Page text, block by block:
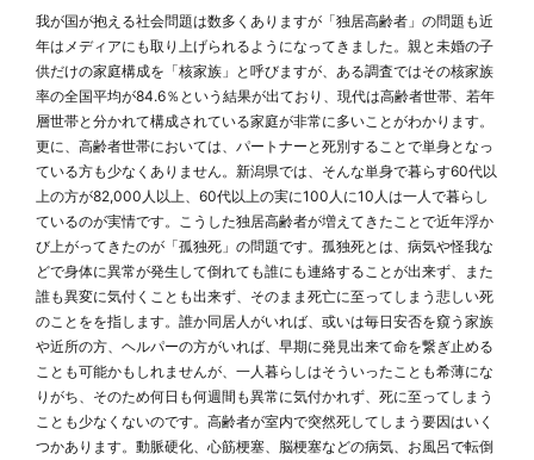
我が国が抱える社会問題は数多くありますが「独居高齢者」の問題も近
年はメディアにも取り上げられるようになってきました。親と未婚の子
供だけの家庭構成を「核家族」と呼びますが、ある調査ではその核家族
率の全国平均が84.6％という結果が出ており、現代は高齢者世帯、若年
層世帯と分かれて構成されている家庭が非常に多いことがわかります。
更に、高齢者世帯においては、パートナーと死別することで単身となっ
ている方も少なくありません。新潟県では、そんな単身で暮らす60代以
上の方が82,000人以上、60代以上の実に100人に10人は一人で暮らし
ているのが実情です。こうした独居高齢者が増えてきたことで近年浮か
び上がってきたのが「孤独死」の問題です。孤独死とは、病気や怪我な
どで身体に異常が発生して倒れても誰にも連絡することが出来ず、また
誰も異変に気付くことも出来ず、そのまま死亡に至ってしまう悲しい死
のことをを指します。誰か同居人がいれば、或いは毎日安否を窺う家族
や近所の方、ヘルパーの方がいれば、早期に発見出来て命を繋ぎ止める
ことも可能かもしれませんが、一人暮らしはそういったことも希薄にな
りがち、そのため何日も何週間も異常に気付かれず、死に至ってしまう
ことも少なくないのです。高齢者が室内で突然死してしまう要因はいく
つかあります。動脈硬化、心筋梗塞、脳梗塞などの病気、お風呂で転倒